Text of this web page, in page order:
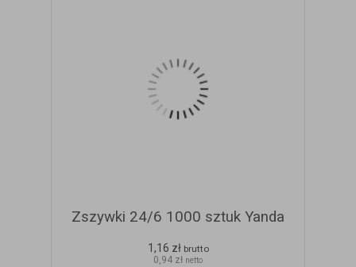
Zszywki 24/6 1000 sztuk Yanda
1,16 zł brutto
0,94 zł netto